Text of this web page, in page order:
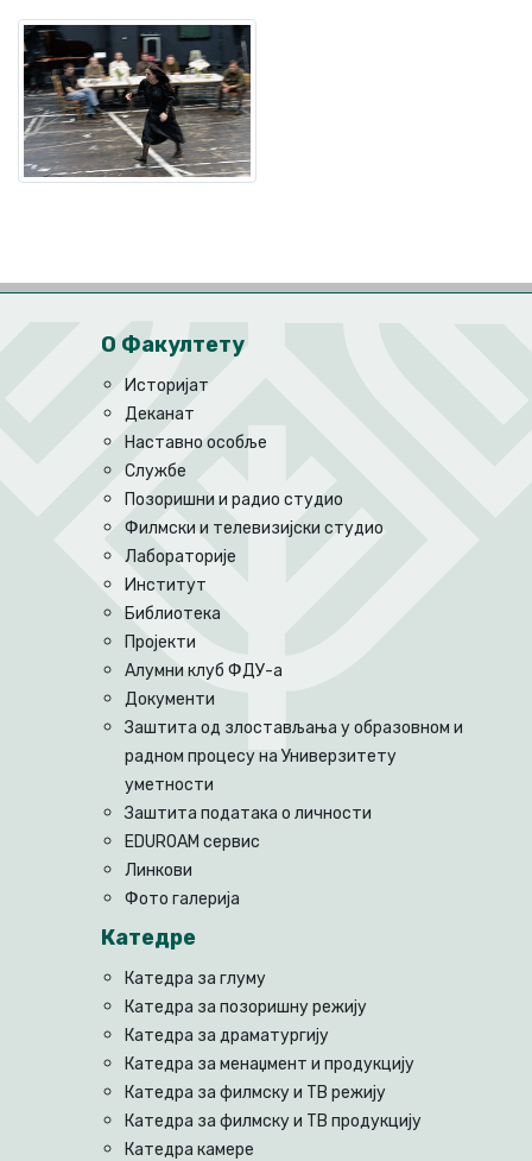
О Факултету
Историјат
Деканат
Наставно особље
Службе
Позоришни и радио студио
Филмски и телевизијски студио
Лабораторије
Институт
Библиотека
Пројекти
Алумни клуб ФДУ-а
Документи
Заштита од злостављања у образовном и
радном процесу на Универзитету
уметности
Заштита података о личности
EDUROAM сервис
Линкови
Фото галерија
Катедре
Катедра за глуму
Катедра за позоришну режију
Катедра за драматургију
Катедра за менаџмент и продукцију
Катедра за филмску и ТВ режију
Катедра за филмску и ТВ продукцију
Катедра камере